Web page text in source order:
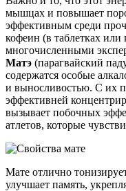
мышцах и повышает
эффективным среди
кофеин (в таблетках или
многочисленными
Матэ (парагвайский
содержатся особые
и выносливостью. С их
эффективней
вызывает побочных
атлетов, которые
Мате отлично
улучшает память,